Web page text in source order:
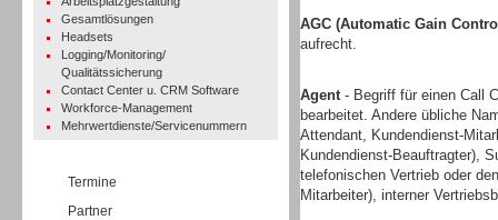
Gesamtlösungen
Headsets
Logging/Monitoring/
Qualitätssicherung
Contact Center u. CRM Software
Workforce-Management
Mehrwertdienste/Servicenummern
Termine
Partner
AGC (Automatic Gain
aufrecht.
Agent- Begriff für einen Call
bearbeitet. Andere übliche
Attendant, Kundendienst-
Kundendienst-Beauftragter),
telefonischen Vertrieb oder
Mitarbeiter), interner